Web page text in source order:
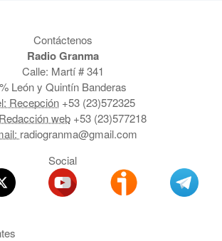
Contáctenos
Radio Granma
Calle: Martí # 341
% León y Quintín Banderas
Recepción +53 (23)572325
web+53 (23)577218
radiogranma@gmail.com
Social